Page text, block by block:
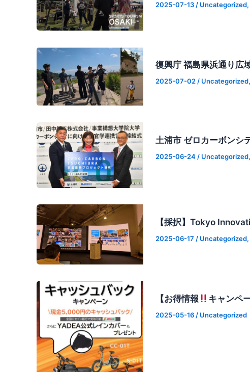
2025-07-13 / Uncategorized,
復興庁 福島県浜通り広
2025-07-02 / Uncategorized,
土浦市 ゼロカーボンシ
2025-06-24 / Uncategorized,
【採択】Tokyo
2025-06-17 / Uncategorized,
【お得情報 キャンペ
2025-05-16 / Uncategorized